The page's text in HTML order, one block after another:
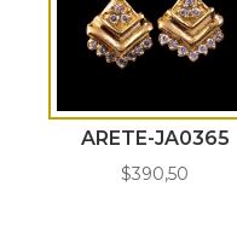
ARETE-JA0365
$390,50